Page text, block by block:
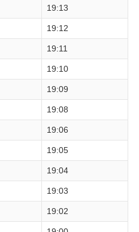
19:13
19:12
19:11
19:10
19:09
19:08
19:06
19:05
19:04
19:03
19:02